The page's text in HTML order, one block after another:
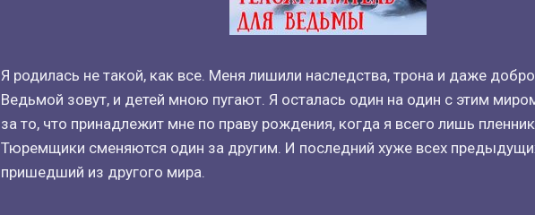
Я родилась не такой, как все. Меня лишили наследства, трона и даже
Ведьмой зовут, и детей мною пугают. Я осталась один на один с этим
за то, что принадлежит мне по праву рождения, когда я всего лишь
Тюремщики сменяются один за другим. И последний хуже всех
пришедший из другого мира.